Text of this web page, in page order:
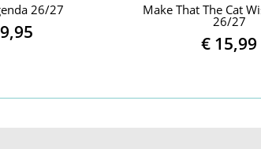
26/27
9,95
Make That The Cat
26/27
€ 15,99